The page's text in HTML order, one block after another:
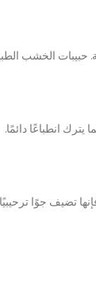
حبيبات الخشب
انطباعًا دائمًا.
تضيف جوًا